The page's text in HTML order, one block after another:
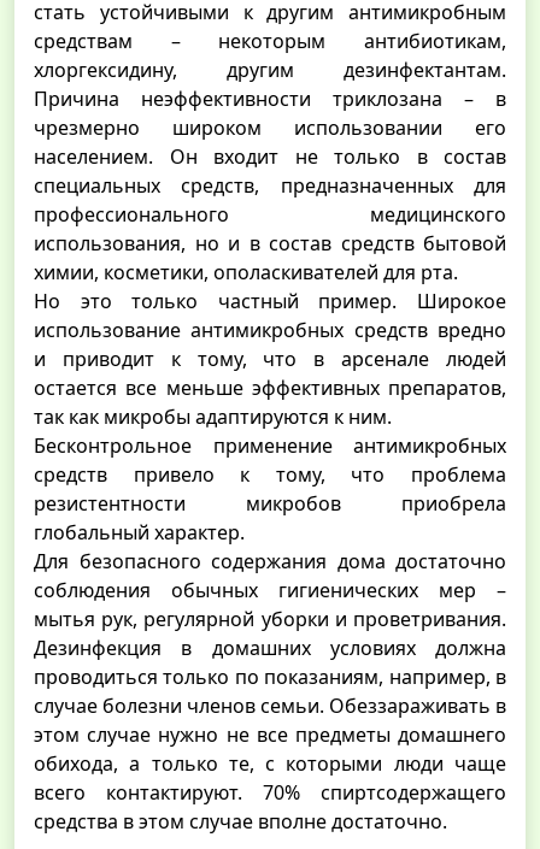
стать устойчивыми к другим антимикробным
средствам – некоторым антибиотикам,
хлоргексидину, другим дезинфектантам.
Причина неэффективности триклозана – в
чрезмерно широком использовании его
населением. Он входит не только в состав
специальных средств, предназначенных для
профессионального медицинского
использования, но и в состав средств бытовой
химии, косметики, ополаскивателей для рта.
Но это только частный пример. Широкое
использование антимикробных средств вредно
и приводит к тому, что в арсенале людей
остается все меньше эффективных препаратов,
так как микробы адаптируются к ним.
Бесконтрольное применение антимикробных
средств привело к тому, что проблема
резистентности микробов приобрела
глобальный характер.
Для безопасного содержания дома достаточно
соблюдения обычных гигиенических мер –
мытья рук, регулярной уборки и проветривания.
Дезинфекция в домашних условиях должна
проводиться только по показаниям, например, в
случае болезни членов семьи. Обеззараживать в
этом случае нужно не все предметы домашнего
обихода, а только те, с которыми люди чаще
всего контактируют. 70% спиртсодержащего
средства в этом случае вполне достаточно.